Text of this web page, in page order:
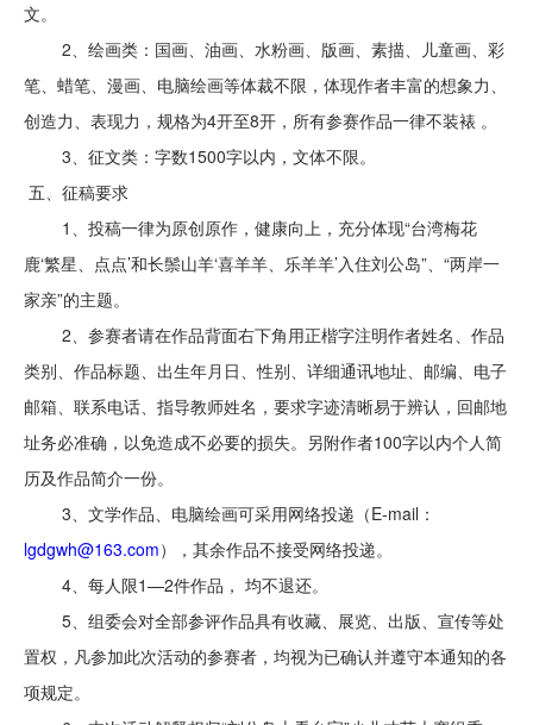
文。
2、绘画类：国画、油画、水粉画、版画、素描、儿童画、彩
笔、蜡笔、漫画、电脑绘画等体裁不限，体现作者丰富的想象力、
创造力、表现力，规格为4开至8开，所有参赛作品一律不装裱 。
3、征文类：字数1500字以内，文体不限。
五、征稿要求
1、投稿一律为原创原作，健康向上，充分体现“台湾梅花
鹿‘繁星、点点’和长鬃山羊‘喜羊羊、乐羊羊’入住刘公岛”、“两岸一
家亲”的主题。
2、参赛者请在作品背面右下角用正楷字注明作者姓名、作品
类别、作品标题、出生年月日、性别、详细通讯地址、邮编、电子
邮箱、联系电话、指导教师姓名，要求字迹清晰易于辨认，回邮地
址务必准确，以免造成不必要的损失。另附作者100字以内个人简
历及作品简介一份。
3、文学作品、电脑绘画可采用网络投递（E-mail：
lgdgwh@163.com），其余作品不接受网络投递。
4、每人限1—2件作品， 均不退还。
5、组委会对全部参评作品具有收藏、展览、出版、宣传等处
置权，凡参加此次活动的参赛者，均视为已确认并遵守本通知的各
项规定。